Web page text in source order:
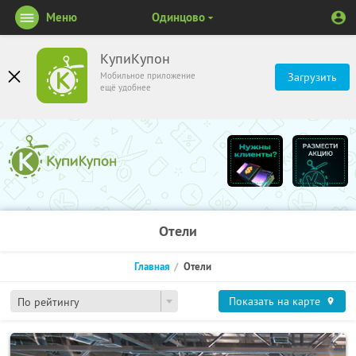
КупиКупон
Мобильное приложение
ещё удобнее
Загрузить
Меню Одинцово
Отели
По рейтингу
Главная Отели
Показать на карте